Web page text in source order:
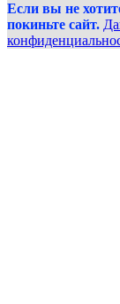
Если вы не
покиньте сайт.